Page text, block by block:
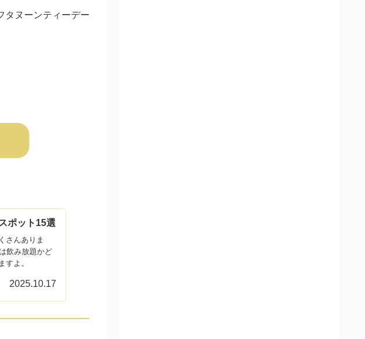
タヌーンティーデー
ポット15選
さんありま
飲み放題かど
よ。
2025.10.17